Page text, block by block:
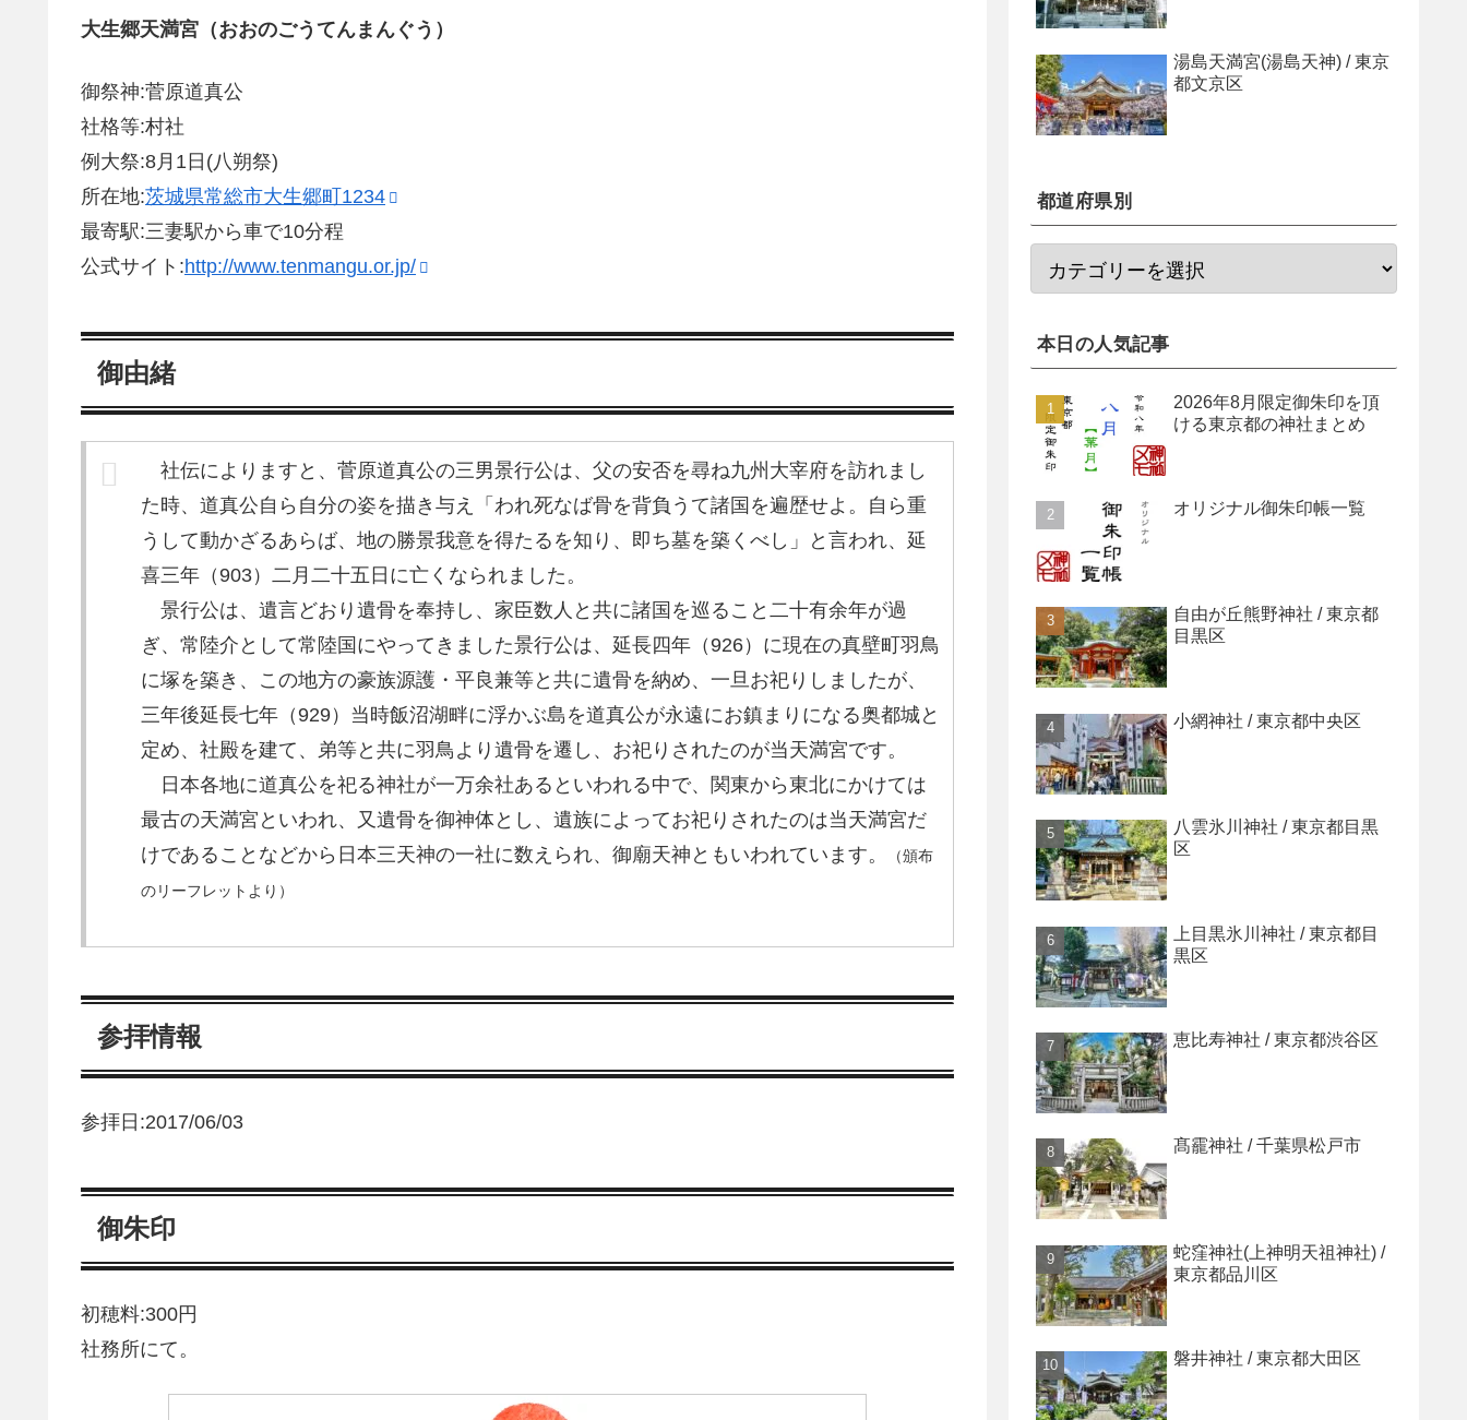
大生郷天満宮（おおのごうてんまんぐう）
御祭神:菅原道真公
社格等:村社
例大祭:8月1日(八朔祭)
所在地:茨城県常総市大生郷町1234
最寄駅:三妻駅から車で10分程
公式サイト:http://www.tenmangu.or.jp/
御由緒
社伝によりますと、菅原道真公の三男景行公は、父の安否を尋ね九州大宰府を訪れまし
た時、道真公自ら自分の姿を描き与え「われ死なば骨を背負うて諸国を遍歴せよ。自ら重
うして動かざるあらば、地の勝景我意を得たるを知り、即ち墓を築くべし」と言われ、延
喜三年（903）二月二十五日に亡くなられました。
景行公は、遺言どおり遺骨を奉持し、家臣数人と共に諸国を巡ること二十有余年が過
ぎ、常陸介として常陸国にやってきました景行公は、延長四年（926）に現在の真壁町羽鳥
に塚を築き、この地方の豪族源護・平良兼等と共に遺骨を納め、一旦お祀りしましたが、
三年後延長七年（929）当時飯沼湖畔に浮かぶ島を道真公が永遠にお鎮まりになる奥都城と
定め、社殿を建て、弟等と共に羽鳥より遺骨を遷し、お祀りされたのが当天満宮です。
日本各地に道真公を祀る神社が一万余社あるといわれる中で、関東から東北にかけては
最古の天満宮といわれ、又遺骨を御神体とし、遺族によってお祀りされたのは当天満宮だ
けであることなどから日本三天神の一社に数えられ、御廟天神ともいわれています。
（頒布
のリーフレットより）
参拝情報
参拝日:2017/06/03
御朱印
初穂料:300円
社務所にて。
湯島天満宮(湯島天神) / 東京
都文京区
都道府県別
本日の人気記事
2026年8月限定御朱印を頂
ける東京都の神社まとめ
オリジナル御朱印帳一覧
自由が丘熊野神社 / 東京都
目黒区
小網神社 / 東京都中央区
八雲氷川神社 / 東京都目黒
区
上目黒氷川神社 / 東京都目
黒区
恵比寿神社 / 東京都渋谷区
髙靇神社 / 千葉県松戸市
蛇窪神社(上神明天祖神社) /
東京都品川区
磐井神社 / 東京都大田区